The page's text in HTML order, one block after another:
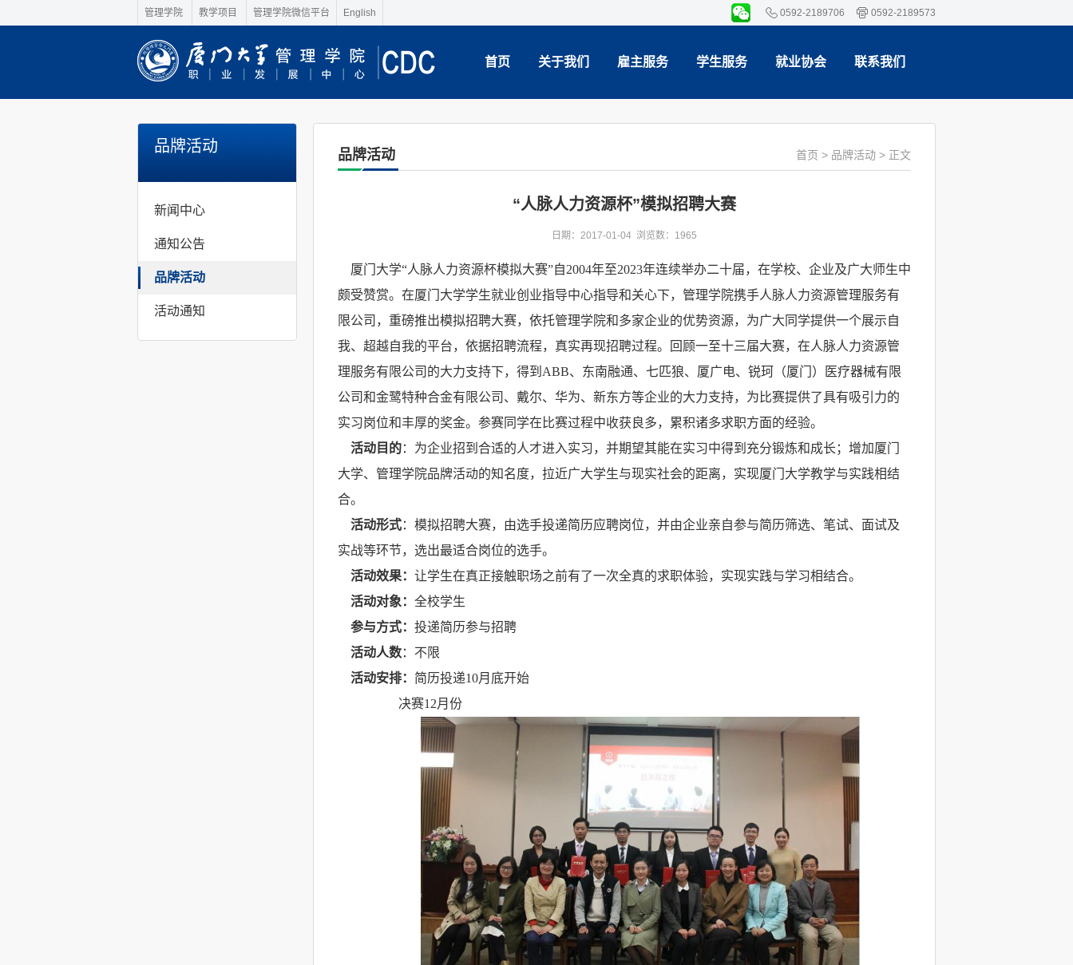
管理学院 教学项目 管理学院微信平台 English 0592-2189706 0592-2189573
首页 关于我们 雇主服务 学生服务 就业协会 联系我们
品牌活动
新闻中心
通知公告
品牌活动
活动通知
品牌活动 首页 > 品牌活动 > 正文
“人脉人力资源杯”模拟招聘大赛
日期：2017-01-04 浏览数： 1965
厦门大学“人脉人力资源杯模拟大赛”自2004年至2023年连续举办二十届，在学校、企业及广大师生中
颇受赞赏。在厦门大学学生就业创业指导中心指导和关心下，管理学院携手人脉人力资源管理服务有
限公司，重磅推出模拟招聘大赛，依托管理学院和多家企业的优势资源，为广大同学提供一个展示自
我、超越自我的平台，依据招聘流程，真实再现招聘过程。回顾一至十三届大赛，在人脉人力资源管
理服务有限公司的大力支持下，得到ABB、东南融通、七匹狼、厦广电、锐珂（厦门）医疗器械有限
公司和金鹭特种合金有限公司、戴尔、华为、新东方等企业的大力支持，为比赛提供了具有吸引力的
实习岗位和丰厚的奖金。参赛同学在比赛过程中收获良多，累积诸多求职方面的经验。
活动目的：为企业招到合适的人才进入实习，并期望其能在实习中得到充分锻炼和成长；增加厦门
大学、管理学院品牌活动的知名度，拉近广大学生与现实社会的距离，实现厦门大学教学与实践相结
合。
活动形式：模拟招聘大赛，由选手投递简历应聘岗位，并由企业亲自参与简历筛选、笔试、面试及
实战等环节，选出最适合岗位的选手。
活动效果： 让学生在真正接触职场之前有了一次全真的求职体验，实现实践与学习相结合。
活动对象： 全校学生
参与方式： 投递简历参与招聘
活动人数：不限
活动安排： 简历投递10月底开始
决赛12月份